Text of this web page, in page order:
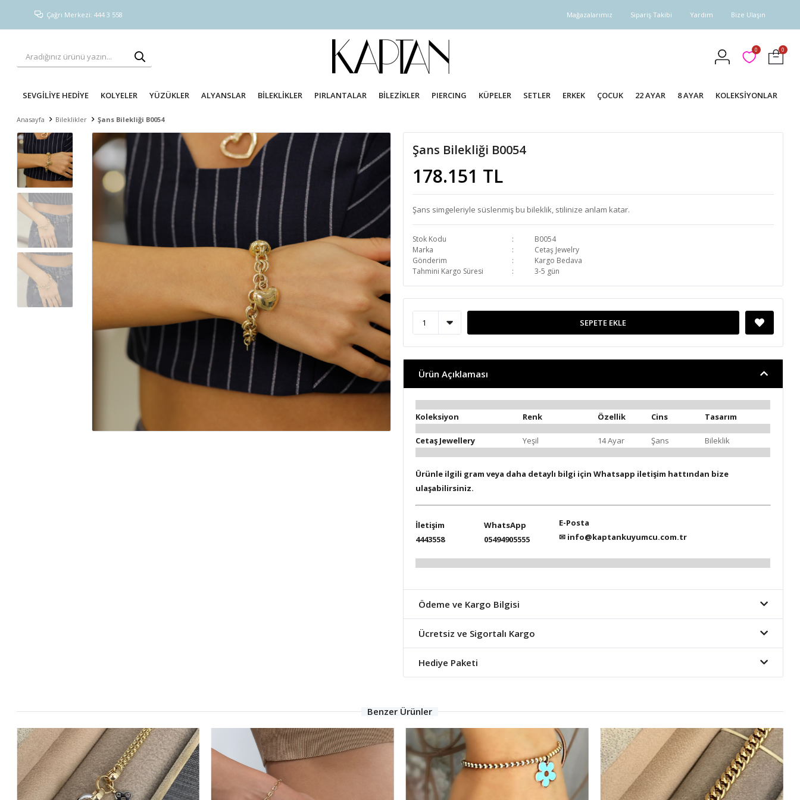
Çağrı Merkezi: 444 3 558 Mağazalarımız Sipariş Takibi Yardım Bize Ulaşın
0 0
SEVGİLİYE HEDİYE KOLYELER YÜZÜKLER ALYANSLAR BİLEKLİKLER PIRLANTALAR BİLEZİKLER PIERCING KÜPELER SETLER ERKEK ÇOCUK 22 AYAR 8 AYAR KOLEKSİYONLAR
Anasayfa Bileklikler Şans Bilekliği B0054
Şans Bilekliği B0054
178.151 TL
Şans simgeleriyle süslenmiş bu bileklik, stilinize anlam katar.
Stok Kodu
B0054
Marka
Cetaş Jewelry
Gönderim
Kargo Bedava
Tahmini Kargo Süresi
3-5 gün
SEPETE EKLE
Ürün Açıklaması
Koleksiyon Renk Özellik Cins Tasarım
Cetaş Jewellery Yeşil 14 Ayar Şans Bileklik
Ürünle ilgili gram veya daha detaylı bilgi için Whatsapp iletişim hattından bize
ulaşabilirsiniz.
İletişim
4443558
WhatsApp
05494905555
E-Posta
✉ info@kaptankuyumcu.com.tr
Ödeme ve Kargo Bilgisi
Ücretsiz ve Sigortalı Kargo
Hediye Paketi
Benzer Ürünler